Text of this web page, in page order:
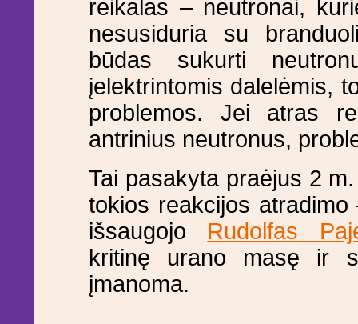
reikalas – neutronai,
nesusiduria su
būdas sukurti
įelektrintomis dalelėmis,
problemos. Jei atras
antrinius neutronus,
Tai pasakyta praėjus 2
tokios reakcijos
išsaugojo Rudolfas
kritinę urano masę ir
įmanoma.